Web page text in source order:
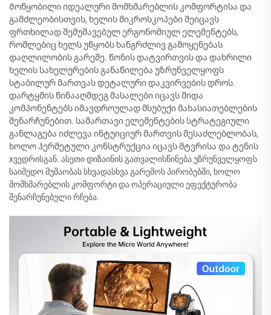
Მოწყობილი იდეალური მომხმარებლის კომფორტისა და
გამძლეობისთვის, ხელის მიკროსკოპები შეიცავს
ფრთხილად შემუშავებულ ერგონომიულ ელემენტებს,
რომლებიც ხელს უწყობს ხანგრძლივ გამოყენებას
დაღლილობის გარეშე. წონის დატვირთვის და დახრილი
ხელის სახელურების განაწილება უზრუნველყოფს
სტაბილურ მართვას დეტალური დაკვირვების დროს.
დარტყმის წინააღმდეგ მასალები იცავს შიდა
კომპონენტებს იმავდროულად მსუბუქი მახასიათებლების
შენარჩუნებით. სამართავი ელემენტების სტრატეგიული
განლაგება იძლევა ინტუიციურ მართვის შესაძლებლობას,
ხოლო ჰერმეტული კონსტრუქცია იცავს მტვრისა და ტენის
xვედრისგან. ასეთი დიზაინის გათვალისწინება უზრუნველყოფს
საიმედო მუშაობას სხვადასხვა გარემოს პირობებში, ხოლო
მომხმარებლის კომფორტი და ოპერაციული ეფექტურობა
შენარჩუნებული რჩება.